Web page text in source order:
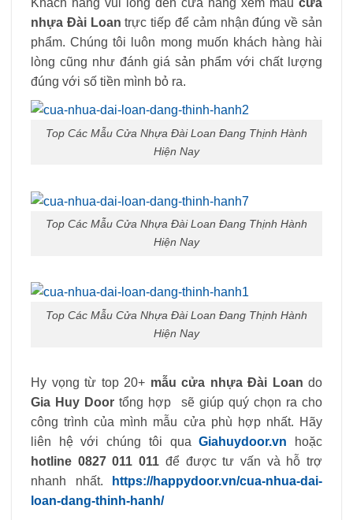
Khách hàng vui lòng đến cửa hàng xem mẫu cửa
nhựa Đài Loan trực tiếp để cảm nhận đúng về sản
phẩm. Chúng tôi luôn mong muốn khách hàng hài
lòng cũng như đánh giá sản phẩm với chất lượng
đúng với số tiền mình bỏ ra.
Top Các Mẫu Cửa Nhựa Đài Loan Đang Thịnh Hành
Hiện Nay
Top Các Mẫu Cửa Nhựa Đài Loan Đang Thịnh Hành
Hiện Nay
Top Các Mẫu Cửa Nhựa Đài Loan Đang Thịnh Hành
Hiện Nay
Hy vọng từ top 20+ mẫu cửa nhựa Đài Loan do
Gia Huy Door tổng hợp sẽ giúp quý chọn ra cho
công trình của mình mẫu cửa phù hợp nhất. Hãy
liên hệ với chúng tôi quaGiahuydoor.vn hoặc
hotline 0827 011 011 để được tư vấn và hỗ trợ
nhanh nhất.
https://happydoor.vn/cua-nhua-dai-
loan-dang-thinh-hanh/